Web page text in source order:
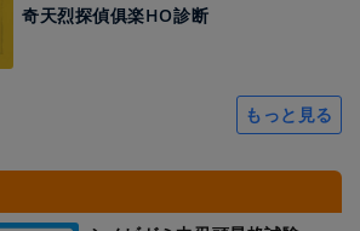
奇天烈探偵俱楽HO診断
もっと見る